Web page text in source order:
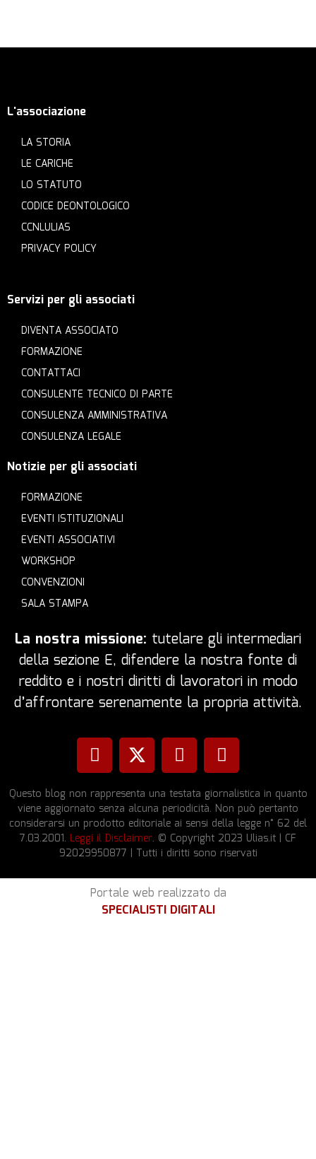
L'associazione
LA STORIA
LE CARICHE
LO STATUTO
CODICE DEONTOLOGICO
CCNLULIAS
PRIVACY POLICY
Servizi per gli associati
DIVENTA ASSOCIATO
FORMAZIONE
CONTATTACI
CONSULENTE TECNICO DI PARTE
CONSULENZA AMMINISTRATIVA
CONSULENZA LEGALE
Notizie per gli associati
FORMAZIONE
EVENTI ISTITUZIONALI
EVENTI ASSOCIATIVI
WORKSHOP
CONVENZIONI
SALA STAMPA
La nostra missione: tutelare gli intermediari
della sezione E, difendere la nostra fonte di
reddito e i nostri diritti di lavoratori in modo
d’affrontare serenamente la propria attività.
Questo blog non rappresenta una testata giornalistica in quanto
viene aggiornato senza alcuna periodicità. Non può pertanto
considerarsi un prodotto editoriale ai sensi della legge n° 62 del
7.03.2001. Leggi il Disclaimer. © Copyright 2023 Ulias.it | CF
92029950877 | Tutti i diritti sono riservati
Portale web realizzato da
SPECIALISTI DIGITALI